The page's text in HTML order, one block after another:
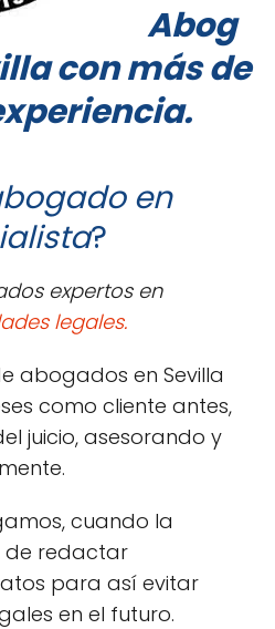
Abog
con más de
en
?
expertos en
legales.
abogados en Sevilla
como cliente antes,
juicio, asesorando y
cuando la
de redactar
para así evitar
en el futuro.